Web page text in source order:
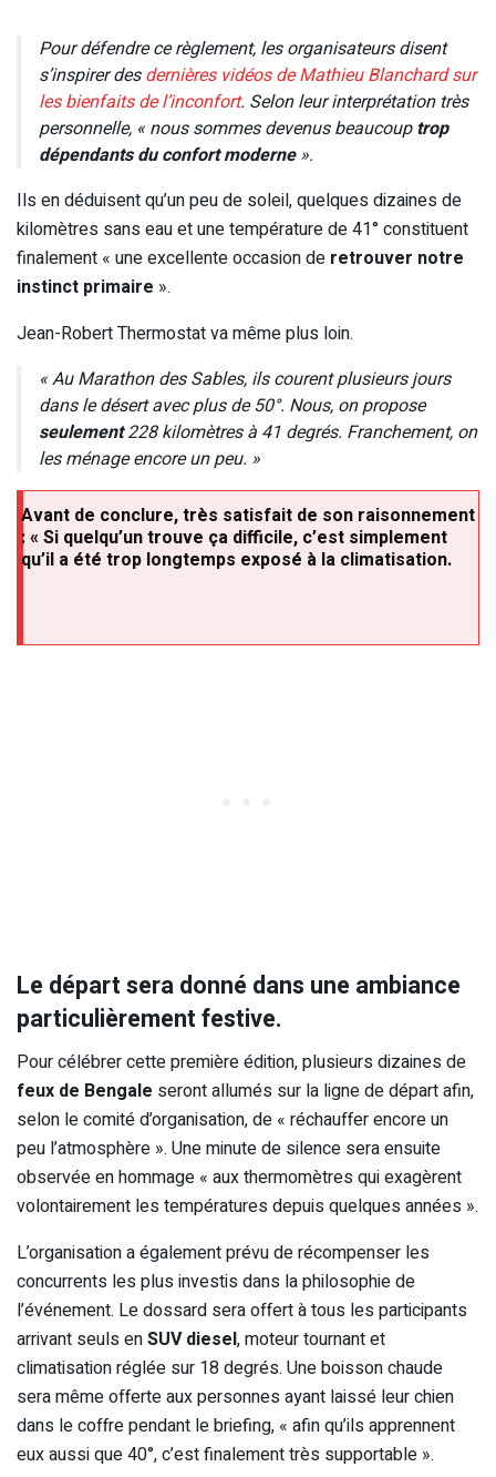
Pour défendre ce règlement, les organisateurs disent
s’inspirer desdernières vidéos de Mathieu Blanchard sur
les bienfaits de l’inconfort. Selon leur interprétation très
personnelle, « nous sommes devenus beaucouptrop
dépendants du confort moderne».
Ils en déduisent qu’un peu de soleil, quelques dizaines de
kilomètres sans eau et une température de 41° constituent
finalement « une excellente occasion de retrouver notre
instinct primaire ».
Jean-Robert Thermostat va même plus loin.
« Au Marathon des Sables, ils courent plusieurs jours
dans le désert avec plus de 50°. Nous, on propose
seulement228 kilomètres à 41 degrés. Franchement, on
les ménage encore un peu. »
Avant de conclure, très satisfait de son raisonnement
: « Si quelqu’un trouve ça difficile, c’est simplement
qu’il a été trop longtemps exposé à la climatisation.
Le départ sera donné dans une ambiance
particulièrement festive.
Pour célébrer cette première édition, plusieurs dizaines de
feux de Bengale seront allumés sur la ligne de départ afin,
selon le comité d’organisation, de « réchauffer encore un
peu l’atmosphère ». Une minute de silence sera ensuite
observée en hommage « aux thermomètres qui exagèrent
volontairement les températures depuis quelques années ».
L’organisation a également prévu de récompenser les
concurrents les plus investis dans la philosophie de
l’événement. Le dossard sera offert à tous les participants
arrivant seuls enSUV diesel, moteur tournant et
climatisation réglée sur 18 degrés. Une boisson chaude
sera même offerte aux personnes ayant laissé leur chien
dans le coffre pendant le briefing, « afin qu’ils apprennent
eux aussi que 40°, c’est finalement très supportable ».